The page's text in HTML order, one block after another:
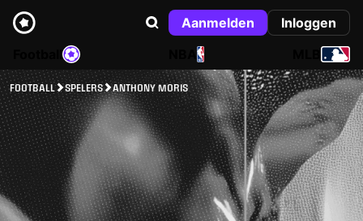
Aanmelden
Inloggen
NBA
FOOTBALL SPELERS ANTHONY MORIS